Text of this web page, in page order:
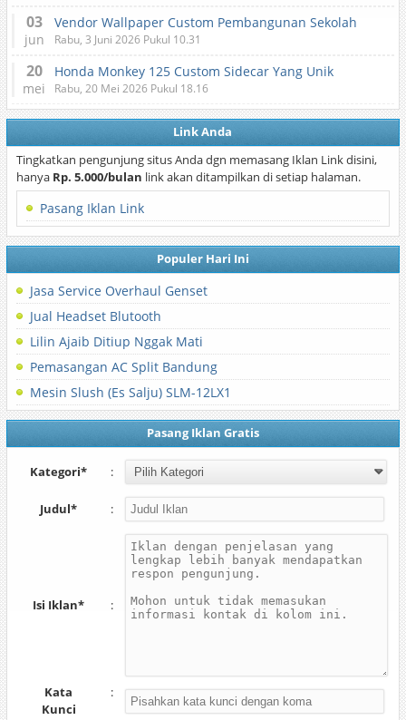
03
jun
Vendor Wallpaper Custom Pembangunan Sekolah
Rabu, 3 Juni 2026 Pukul 10.31
20
mei
Honda Monkey 125 Custom Sidecar Yang Unik
Rabu, 20 Mei 2026 Pukul 18.16
Link Anda
Tingkatkan pengunjung situs Anda dgn memasang Iklan Link disini,
hanya Rp. 5.000/bulan link akan ditampilkan di setiap halaman.
Pasang Iklan Link
Populer Hari Ini
Jasa Service Overhaul Genset
Jual Headset Blutooth
Lilin Ajaib Ditiup Nggak Mati
Pemasangan AC Split Bandung
Mesin Slush (Es Salju) SLM-12LX1
Pasang Iklan Gratis
Kategori* :
Judul* :
Isi Iklan* :
Kata
Kunci
: